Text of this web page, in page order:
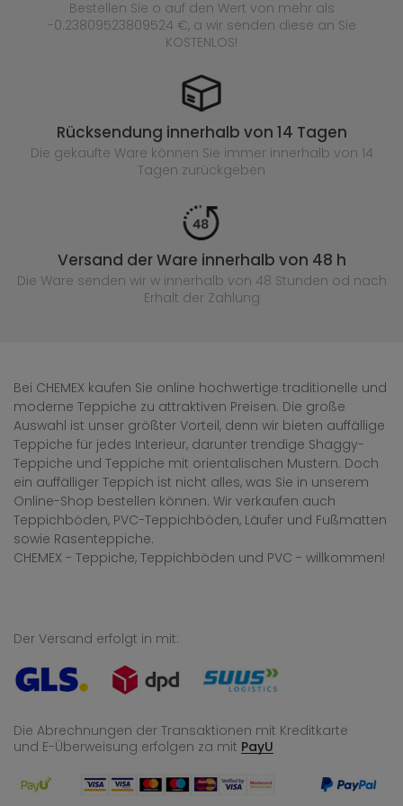
Bestellen Sie o auf den Wert von mehr als
-0.23809523809524 €, a wir senden diese an Sie
KOSTENLOS!
Rücksendung innerhalb von 14 Tagen
Die gekaufte Ware können Sie immer innerhalb von 14
Tagen zurückgeben
Versand der Ware innerhalb von 48 h
Die Ware senden wir w innerhalb von 48 Stunden od nach
Erhalt der Zahlung
Bei CHEMEX kaufen Sie online hochwertige traditionelle und
moderne Teppiche zu attraktiven Preisen. Die große
Auswahl ist unser größter Vorteil, denn wir bieten auffällige
Teppiche für jedes Interieur, darunter trendige Shaggy-
Teppiche und Teppiche mit orientalischen Mustern. Doch
ein auffälliger Teppich ist nicht alles, was Sie in unserem
Online-Shop bestellen können. Wir verkaufen auch
Teppichböden, PVC-Teppichböden, Läufer und Fußmatten
sowie Rasenteppiche.
CHEMEX - Teppiche, Teppichböden und PVC - willkommen!
Der Versand erfolgt in mit:
Die Abrechnungen der Transaktionen mit Kreditkarte
und E-Überweisung erfolgen za mit PayU